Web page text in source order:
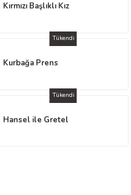
Kırmızı Başlıklı Kız
Tükendi
Kurbağa Prens
Tükendi
Hansel ile Gretel